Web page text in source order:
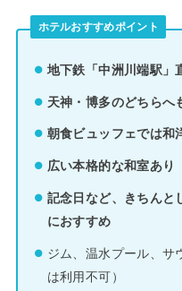
ホテルおすすめポイント
地下鉄「中洲川端駅」
天神・博多のどちらへ
朝食ビュッフェでは和
広い本格的な和室あり
記念日など、きちんと
におすすめ
ジム、温水プール、サ
は利用不可）